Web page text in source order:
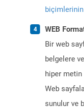
biçimlerinin
WEB
Bir web
belgelere
hiper
Web
sunulur ve